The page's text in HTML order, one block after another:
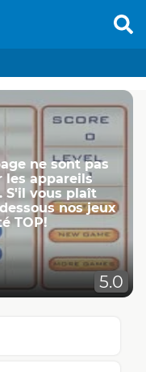
ne ​​sont pas
les appareils
S'il vous plaît
nos jeux
TOP!
5.0